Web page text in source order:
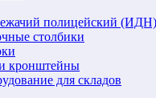
полицейский
столбики
кронштейны
для складов